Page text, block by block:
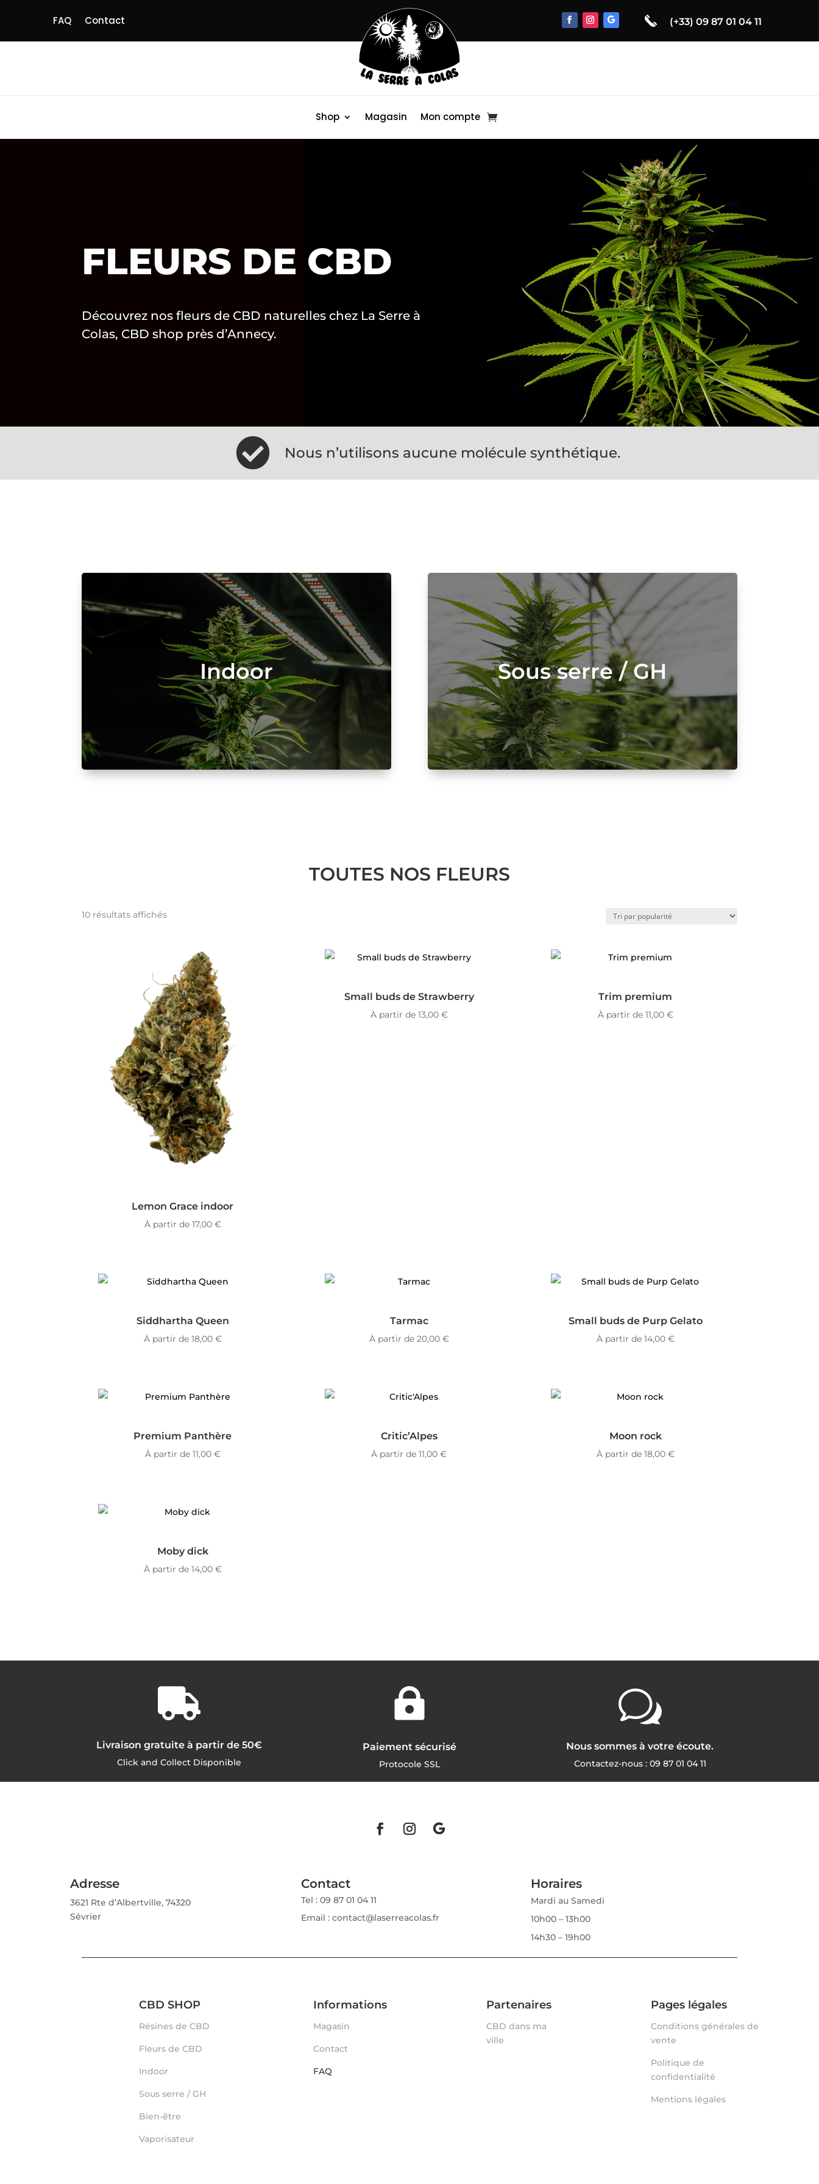
FAQ Contact (+33) 09 87 01 04 11
Shop Magasin Mon compte
FLEURS DE CBD
Découvrez nos fleurs de CBD naturelles chez La Serre à
Colas, CBD shop près d’Annecy.
 Nous n’utilisons aucune molécule synthétique.
Indoor Sous serre / GH
TOUTES NOS FLEURS
10 résultats affichésTrié
Lemon Grace indoor
À partir de 17,00 €
Small buds de Strawberry
À partir de 13,00 €
Trim premium
À partir de 11,00 €
Siddhartha Queen
À partir de 18,00 €
Tarmac
À partir de 20,00 €
Small buds de Purp Gelato
À partir de 14,00 €
Premium Panthère
À partir de 11,00 €
Critic’Alpes
À partir de11,00€
Moon rock
À partir de 18,00 €
Moby dick
À partir de 14,00 €

Livraison gratuite à partir de 50€
Click and Collect Disponible

Paiement sécurisé
Protocole SSL
w
Nous sommes à votre écoute.
Contactez-nous : 09 87 01 04 11
Adresse
3621 Rte d’Albertville, 74320
Sévrier
Contact
Tel : 09 87 01 04 11
Email : contact@laserreacolas.fr
Horaires
Mardi au Samedi
10h00 – 13h00
14h30 – 19h00
CBD SHOP
Résines de CBD
Fleurs de CBD
Indoor
Sous serre / GH
Bien-être
Vaporisateur
Informations
Magasin
Contact
FAQ
Partenaires
CBD dans ma
ville
Pages légales
Conditions générales de
vente
Politique de
confidentialité
Mentions légales